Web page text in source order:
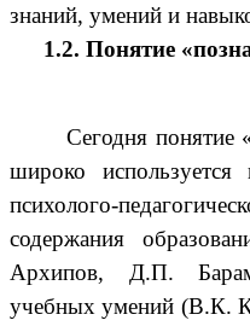
знаний, умений и
1.2. Понятие
Сегодня понятие
широко используется
психолого-
содержания
Архипов, Д.П.
учебных умений (В.К.